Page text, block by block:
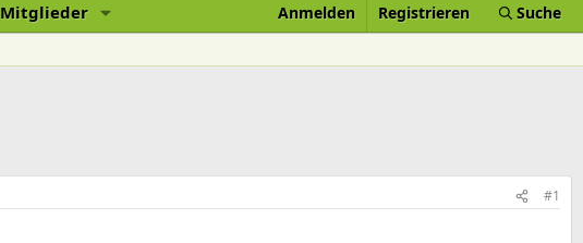
Mitglieder Anmelden Registrieren Suche
#1